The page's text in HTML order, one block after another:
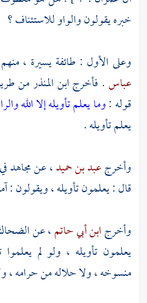
خبره يقولون والواو للاستئناف ؟
وعلى الأول : طائفة يسيرة ، منهم
عباس. فأخرجابن المنذرمن
قوله :وما يعلم تأويله إلا الله
يعلم تأويله .
وأخرجعبد بن حميد، عنمجاهد
قال : يعلمون تأويله ، ويقولون :
وأخرجابن أبي حاتم، عن
يعلمون تأويله ، ولو لم
منسوخه ، ولا حلاله من حرامه ،